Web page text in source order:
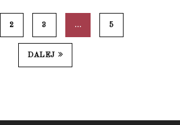
2 3 … 5
DALEJ